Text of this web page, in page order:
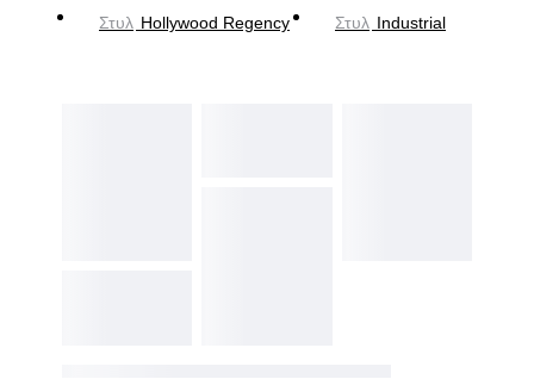
Στυλ Hollywood Regency Στυλ Industrial